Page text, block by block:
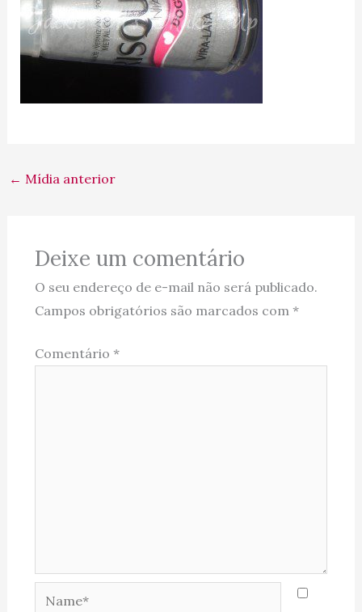
← Mídia anterior
Deixe um comentário
O seu endereço de e-mail não será publicado.
Campos obrigatórios são marcados com *
Comentário *
Name*